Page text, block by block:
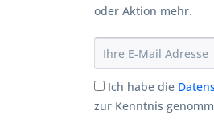
oder Aktion mehr.
Ich habe die
zur Kenntnis